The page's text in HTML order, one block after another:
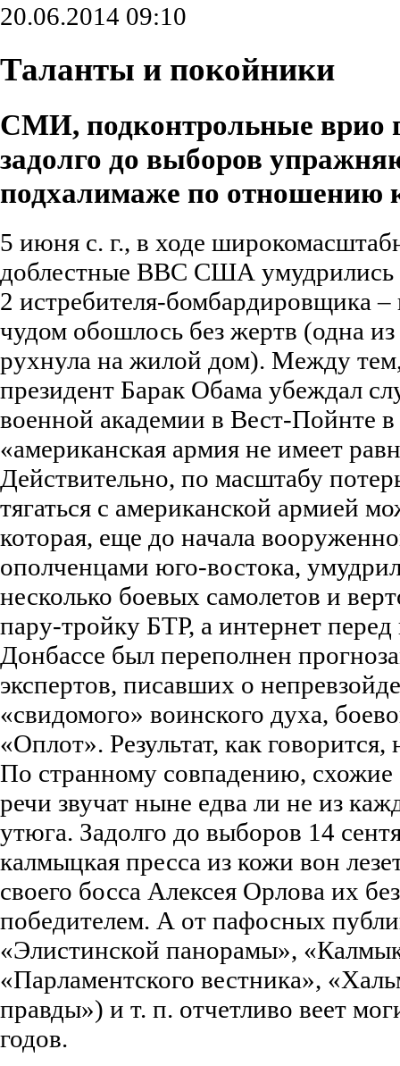
20.06.2014 09:10
Таланты и покойники
СМИ, подконтрольные врио
задолго до выборов
подхалимаже по отношению
5 июня с. г., в ходе
доблестные ВВС США умудрились
2 истребителя-бомбардировщика –
чудом обошлось без жертв (одна
рухнула на жилой дом). Между
президент Барак Обама убеждал
военной академии в Вест-Пойнте в
«американская армия не имеет
Действительно, по масштабу
тягаться с американской армией
которая, еще до начала
ополченцами юго-востока,
несколько боевых самолетов и
пару-тройку БТР, а интернет
Донбассе был переполнен
экспертов, писавших о
«свидомого» воинского духа,
«Оплот». Результат, как говорится,
По странному совпадению,
речи звучат ныне едва ли не из
утюга. Задолго до выборов 14
калмыцкая пресса из кожи вон
своего босса Алексея Орлова их
победителем. А от пафосных
«Элистинской панорамы»,
«Парламентского вестника»,
правды») и т. п. отчетливо веет
годов.